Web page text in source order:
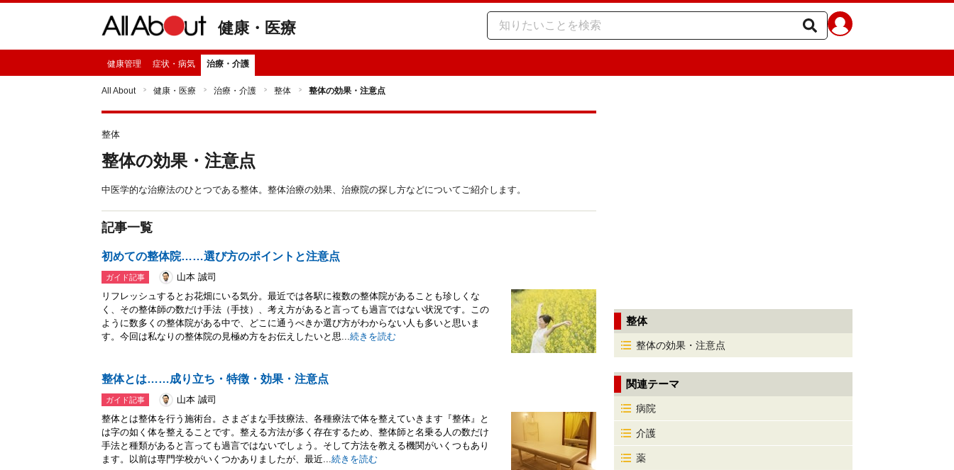
健康・医療
健康管理 症状・病気 治療・介護
All About 健康・医療 治療・介護 整体 整体の効果・注意点
整体
整体の効果・注意点
中医学的な治療法のひとつである整体。整体治療の効果、治療院の探し方などについてご紹介します。
記事一覧
初めての整体院……選び方のポイントと注意点
ガイド記事
山本 誠司
リフレッシュするとお花畑にいる気分。最近では各駅に複数の整体院があることも珍しくな
く、その整体師の数だけ手法（手技）、考え方があると言っても過言ではない状況です。この
ように数多くの整体院がある中で、どこに通うべきか選び方がわからない人も多いと思いま
す。今回は私なりの整体院の見極め方をお伝えしたいと思...続きを読む
整体とは……成り立ち・特徴・効果・注意点
ガイド記事
山本 誠司
整体とは整体を行う施術台。さまざまな手技療法、各種療法で体を整えていきます『整体』と
は字の如く体を整えることです。整える方法が多く存在するため、整体師と名乗る人の数だけ
手法と種類があると言っても過言ではないでしょう。そして方法を教える機関がいくつもあり
ます。以前は専門学校がいくつかありましたが、最近...続きを読む
整体
整体の効果・注意点
関連テーマ
病院
介護
薬